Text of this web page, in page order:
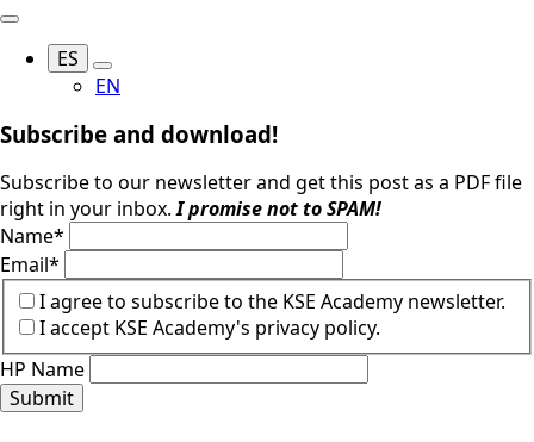
ES
EN
Subscribe and download!
Subscribe to our newsletter and get this post as a PDF file
right in your inbox.I promise not to SPAM!
Name*
Email*
I agree to subscribe to the KSE Academy newsletter.
I accept KSE Academy's privacy policy.
HP Name
Submit